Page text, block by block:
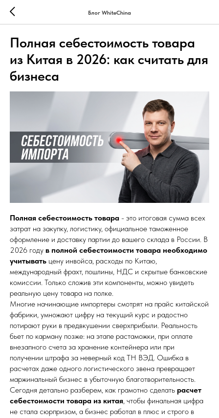
Блог WhiteChina
Полная себестоимость товара
из Китая в 2026: как считать для
бизнеса
Полная себестоимость товара - это итоговая сумма всех
затрат на закупку, логистику, официальное таможенное
оформление и доставку партии до вашего склада в России. В
2026 году в полной себестоимости товара необходимо
учитывать цену инвойса, расходы по Китаю,
международный фрахт, пошлины, НДС и скрытые банковские
комиссии. Только сложив эти компоненты, можно увидеть
реальную цену товара на полке.
Многие начинающие импортеры смотрят на прайс китайской
фабрики, умножают цифру на текущий курс и радостно
потирают руки в предвкушении сверхприбыли. Реальность
бьет по карману позже: на этапе растаможки, при оплате
внезапного счета за хранение контейнера или при
получении штрафа за неверный код ТН ВЭД. Ошибка в
расчетах даже одного логистического звена превращает
маржинальный бизнес в убыточную благотворительность.
Сегодня детально разберем, как грамотно сделать расчет
себестоимости товара из китая , чтобы финальная цифра
не стала сюрпризом, а бизнес работал в плюс и строго в